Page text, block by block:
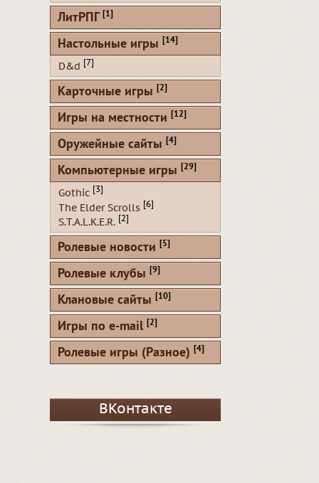
ЛитРПГ [1]
Настольные игры [14]
D&d [7]
Карточные игры [2]
Игры на местности [12]
Оружейные сайты [4]
Компьютерные игры [29]
Gothic [3]
The Elder Scrolls [6]
S.T.A.L.K.E.R. [2]
Ролевые новости [5]
Ролевые клубы [9]
Клановые сайты [10]
Игры по e-mail [2]
Ролевые игры (Разное) [4]
ВКонтакте